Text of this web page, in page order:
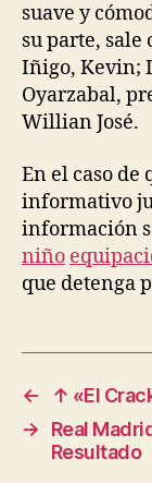
suave y
su parte,
Iñigo, Kevin;
Oyarzabal,
Willian José.
En el caso de
informativo
información
niño
que detenga
←
↑ «El
→
Real
Resultado